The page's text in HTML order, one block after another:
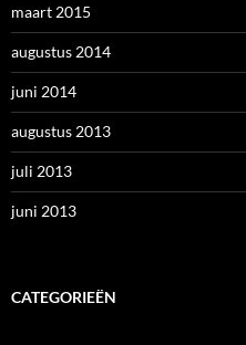
maart 2015
augustus 2014
juni 2014
augustus 2013
juli 2013
juni 2013
CATEGORIEËN